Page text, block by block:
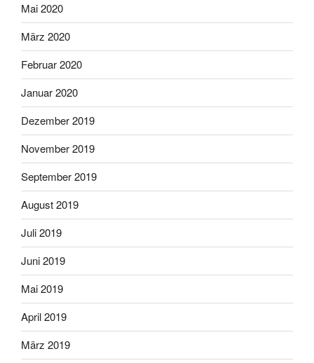
Mai 2020
März 2020
Februar 2020
Januar 2020
Dezember 2019
November 2019
September 2019
August 2019
Juli 2019
Juni 2019
Mai 2019
April 2019
März 2019